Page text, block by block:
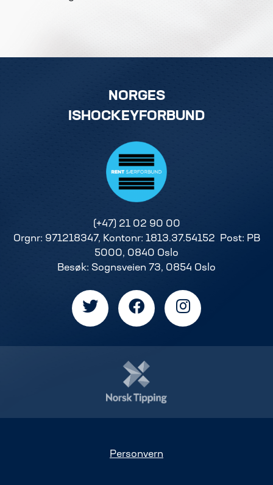
NORGES
ISHOCKEYFORBUND
(+47) 21 02 90 00
Orgnr: 971218347, Kontonr: 1813.37.54152 Post: PB
5000, 0840 Oslo
Besøk: Sognsveien 73, 0854 Oslo
Personvern